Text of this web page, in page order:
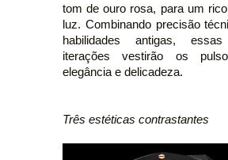
tom de ouro rosa, para um
luz. Combinando precisão
habilidades antigas,
iterações vestirão os
elegância e delicadeza.
Três estéticas contrastantes